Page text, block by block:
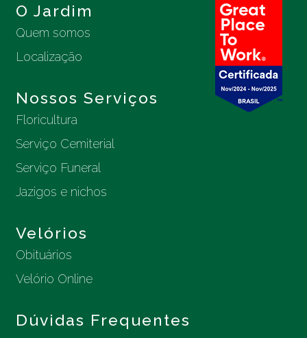
O Jardim
Quem somos
Localização
Nossos Serviços
Floricultura
Serviço Cemiterial
Serviço Funeral
Jazigos e nichos
Velórios
Obituários
Velório Online
Dúvidas Frequentes